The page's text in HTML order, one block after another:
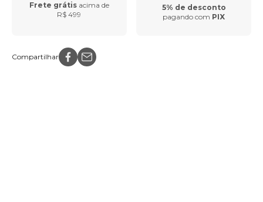
Frete grátis acima de
R$ 499
5% de desconto
pagando com PIX
Compartilhar